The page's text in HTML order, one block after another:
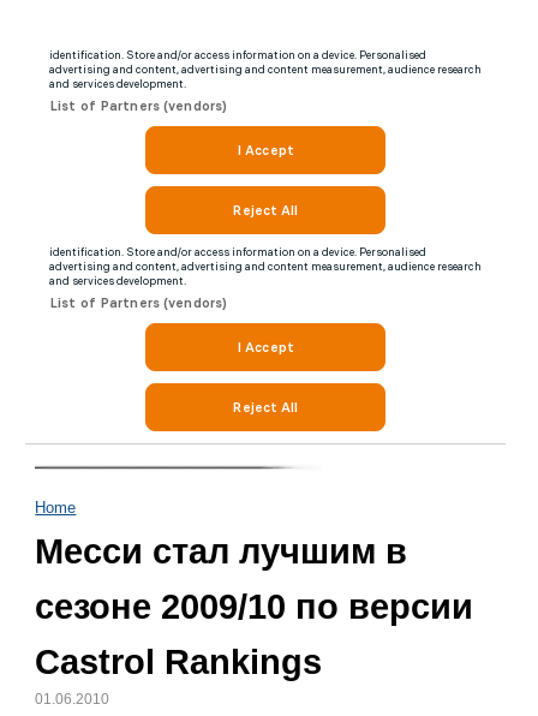
Home
Месси стал лучшим в
сезоне 2009/10 по версии
Castrol Rankings
01.06.2010